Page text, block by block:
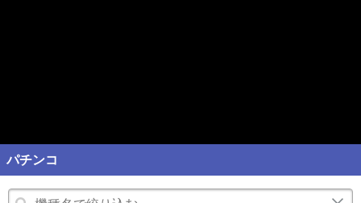
パチンコ